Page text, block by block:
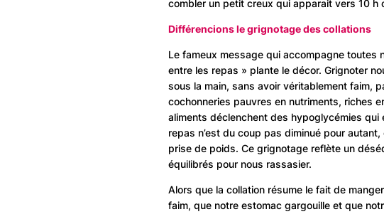
combler un petit creux qui apparait vers 10 h
Différencions le grignotage des collations
Le fameux message qui accompagne
entre les repas » plante le décor. Grignoter
sous la main, sans avoir véritablement faim,
cochonneries pauvres en nutriments, riches
aliments déclenchent des hypoglycémies
repas n’est du coup pas diminué pour
prise de poids. Ce grignotage reflète un
équilibrés pour nous rassasier.
Alors que la collation résume le fait de
faim, que notre estomac gargouille et que